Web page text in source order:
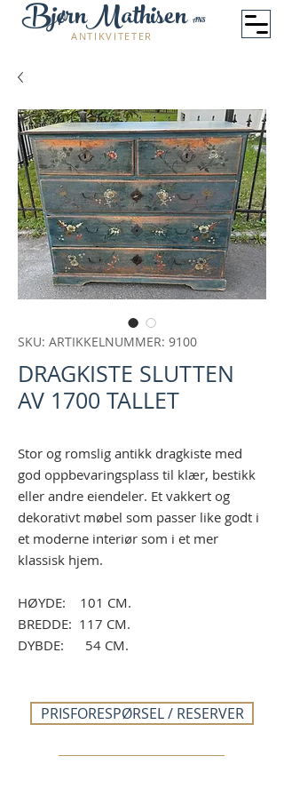
BjørnMathisen
ANTIKVITETER
ANS
SKU: ARTIKKELNUMMER: 9100
DRAGKISTE SLUTTEN
AV 1700 TALLET
Stor og romslig antikk dragkiste med
god oppbevaringsplass til klær, bestikk
eller andre eiendeler. Et vakkert og
dekorativt møbel som passer like godt i
et moderne interiør som i et mer
klassisk hjem.
HØYDE: 101 CM.
BREDDE: 117 CM.
DYBDE: 54 CM.
PRISFORESPØRSEL / RESERVER